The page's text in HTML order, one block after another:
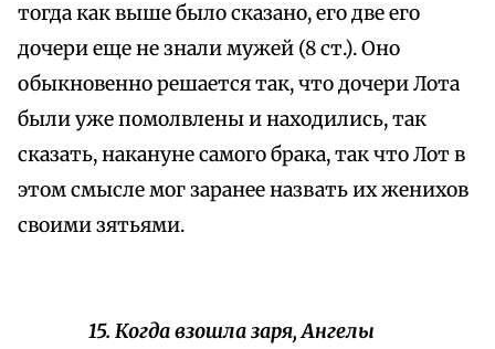
тогда как выше было сказано, его две его
дочери еще не знали мужей (8 ст.). Оно
обыкновенно решается так, что дочери Лота
были уже помолвлены и находились, так
сказать, накануне самого брака, так что Лот в
этом смысле мог заранее назвать их женихов
своими зятьями.
15. Когда взошла заря, Ангелы